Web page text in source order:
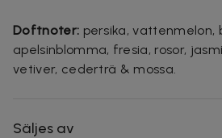
Doftnoter: persika, vattenmelon,
apelsinblomma, fresia, rosor,
vetiver, cederträ & mossa.
Säljes av